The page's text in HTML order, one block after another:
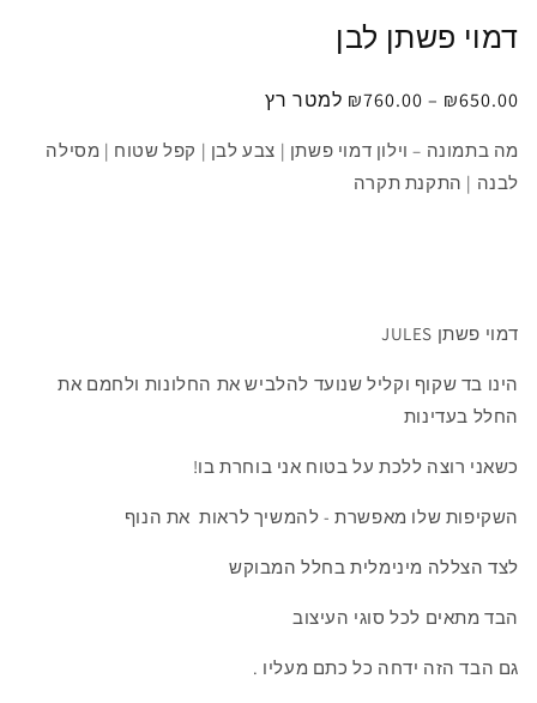
דמוי פשתן לבן
₪650.00
–
₪760.00 למטר רץ
מה בתמונה – וילון דמוי פשתן | צבע לבן | קפל שטוח | מסילה
לבנה | התקנת תקרה
דמוי פשתן JULES
הינו בד שקוף וקליל שנועד להלביש את החלונות ולחמם את
החלל בעדינות
כשאני רוצה ללכת על בטוח אני בוחרת בו!
השקיפות שלו מאפשרת- להמשיך לראות את הנוף
לצד הצללה מינימלית בחלל המבוקש
הבד מתאים לכל סוגי העיצוב
גם הבד הזה ידחה כל כתם מעליו .